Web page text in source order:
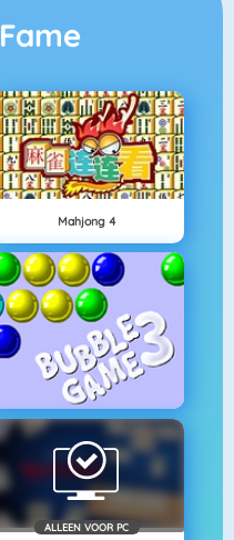
Fame
Mahjong 4
ALLEEN VOOR PC